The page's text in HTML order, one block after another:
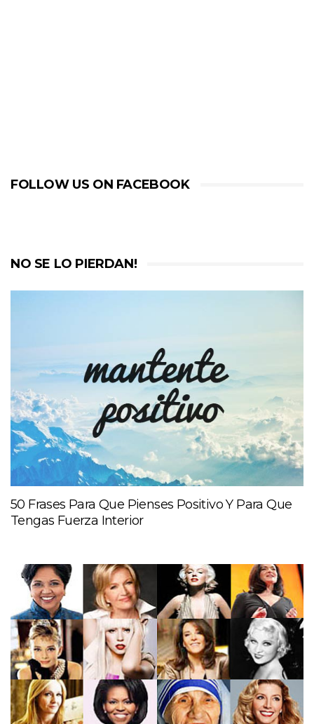
FOLLOW US ON FACEBOOK
NO SE LO PIERDAN!
50 Frases Para Que Pienses Positivo Y Para Que
Tengas Fuerza Interior